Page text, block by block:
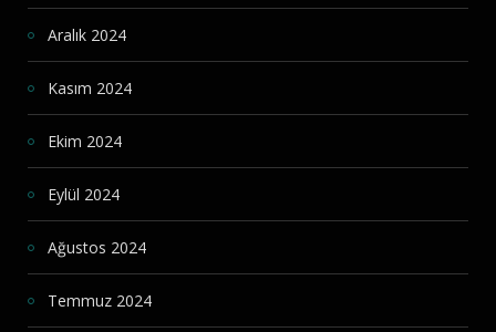
Aralık 2024
Kasım 2024
Ekim 2024
Eylül 2024
Ağustos 2024
Temmuz 2024